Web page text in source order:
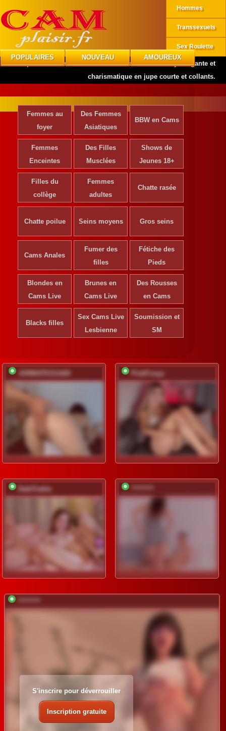
POPULAIRES NOUVEAU AMOUREUX
Hommes
Transsexuels
Sex Roulette
CAMplaisir»Actrices de Cinéma»Jean Louisa Kelly: élégante et
charismatique en jupe courte et collants.
Femmes au
foyer
Des Femmes
Asiatiques
BBW en Cams
Femmes
Enceintes
Des Filles
Musclées
Shows de
Jeunes 18+
Filles du
collège
Femmes
adultes
Chatte rasée
Chatte poilue Seins moyens Gros seins
Cams Anales
Fumer des
filles
Fétiche des
Pieds
Blondes en
Cams Live
Brunes en
Cams Live
Des Rousses
en Cams
Blacks filles
Sex Cams Live
Lesbienne
Soumission et
SM
JORMATESSA69 PinkFoxya
DablTrable
S'inscrire pour déverrouiller
Inscription gratuite